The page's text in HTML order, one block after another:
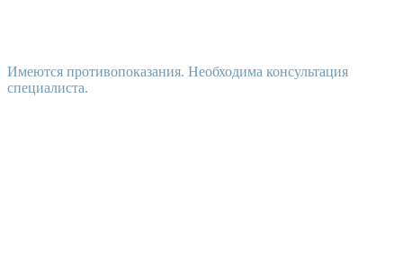
Имеются противопоказания. Необходима консультация
специалиста.